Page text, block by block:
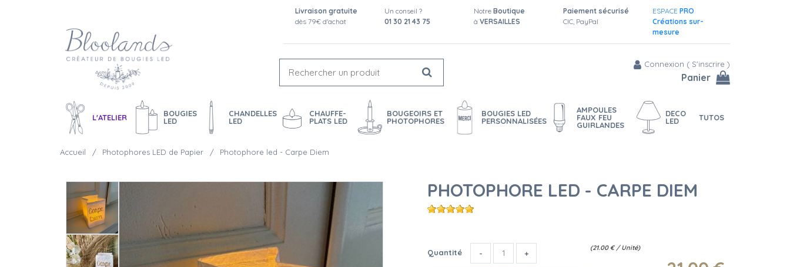
Livraison gratuite
dès 79€ d'achat
Un conseil ?
01 30 21 43 75
Notre Boutique
à VERSAILLES
Paiement sécurisé
CIC, PayPal
ESPACE PRO
Créations sur-
mesure
Connexion ( S'inscrire )
Panier
L'ATELIER
BOUGIES
LED
CHANDELLES
LED
CHAUFFE-
PLATS LED
BOUGEOIRS ET
PHOTOPHORES
BOUGIES LED
PERSONNALISÉES
AMPOULES
FAUX FEU
GUIRLANDES
DECO
LED
TUTOS
Accueil Photophores LED de Papier Photophore led - Carpe Diem
PHOTOPHORE LED - CARPE DIEM
(21.00 € / Unité)
Quantité